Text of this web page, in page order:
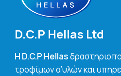
D.C.P Hellas Ltd
H D.C.P Hellas
τροφίμων α’υλών και